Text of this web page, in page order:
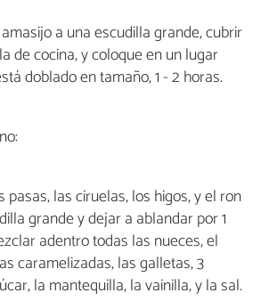
a una escudilla grande, cubrir
de cocina, y coloque en un lugar
doblado en tamaño, 1 - 2 horas.
pasas, las ciruelas, los higos, y el ron
grande y dejar a ablandar por 1
adentro todas las nueces, el
caramelizadas, las galletas, 3
la mantequilla, la vainilla, y la sal.